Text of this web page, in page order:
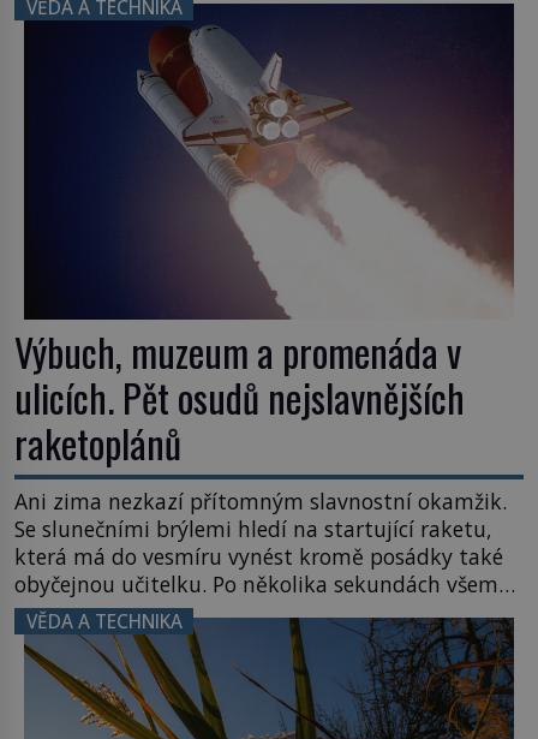
VĚDA A TECHNIKA
Výbuch, muzeum a promenáda v
ulicích. Pět osudů nejslavnějších
raketoplánů
Ani zima nezkazí přítomným slavnostní okamžik.
Se slunečními brýlemi hledí na startující raketu,
která má do vesmíru vynést kromě posádky také
obyčejnou učitelku. Po několika sekundách všem
ztuhnou úsměvy, stroj totiž exploduje. Jejich
konstrukce není z levného kraje, daňové
poplatníky stojí miliardy dolarů. Na druhou stranu
zvládnou jen představitelné věci. Na malé kousky
Název: Columbia První […]
VĚDA A TECHNIKA